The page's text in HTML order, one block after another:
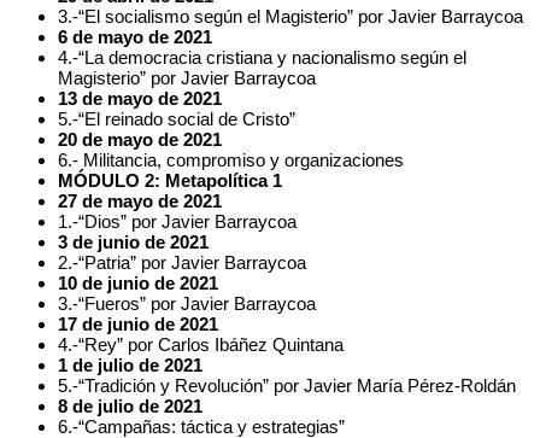
3.-“El socialismo según el Magisterio” por Javier Barraycoa
6 de mayo de 2021
4.-“La democracia cristiana y nacionalismo según el
Magisterio” por Javier Barraycoa
13 de mayo de 2021
5.-“El reinado social de Cristo”
20 de mayo de 2021
6.- Militancia, compromiso y organizaciones
MÓDULO 2: Metapolítica 1
27 de mayo de 2021
1.-“Dios” por Javier Barraycoa
3 de junio de 2021
2.-“Patria” por Javier Barraycoa
10 de junio de 2021
3.-“Fueros” por Javier Barraycoa
17 de junio de 2021
4.-“Rey” por Carlos Ibáñez Quintana
1 de julio de 2021
5.-“Tradición y Revolución” por Javier María Pérez-Roldán
8 de julio de 2021
6.-“Campañas: táctica y estrategias”